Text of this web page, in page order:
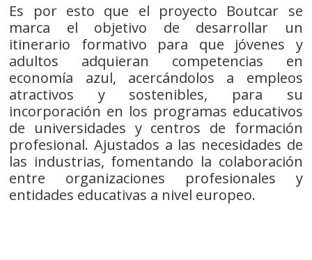
Es por esto que el proyecto Boutcar se
marca el objetivo de desarrollar un
itinerario formativo para que jóvenes y
adultos adquieran competencias en
economía azul, acercándolos a empleos
atractivos y sostenibles, para su
incorporación en los programas educativos
de universidades y centros de formación
profesional. Ajustados a las necesidades de
las industrias, fomentando la colaboración
entre organizaciones profesionales y
entidades educativas a nivel europeo.